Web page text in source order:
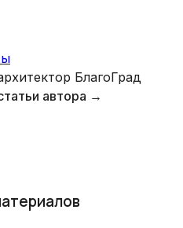
БлагоГрад
автора →